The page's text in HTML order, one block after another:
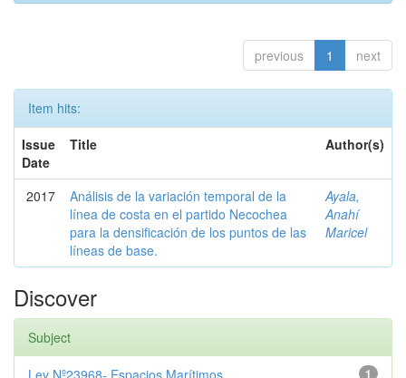
previous 1 next
Item hits:
Issue
Date
Title Author(s)
2017
Análisis de la variación temporal de la
línea de costa en el partido Necochea
para la densificación de los puntos de las
líneas de base.
Ayala,
Anahí
Maricel
Discover
Subject
1
Ley Nº23968- Espacios Marítimos